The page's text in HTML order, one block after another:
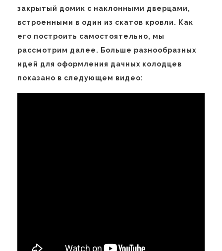
закрытый домик с наклонными дверцами,
встроенными в один из скатов кровли. Как
его построить самостоятельно, мы
рассмотрим далее. Больше разнообразных
идей для оформления дачных колодцев
показано в следующем видео: